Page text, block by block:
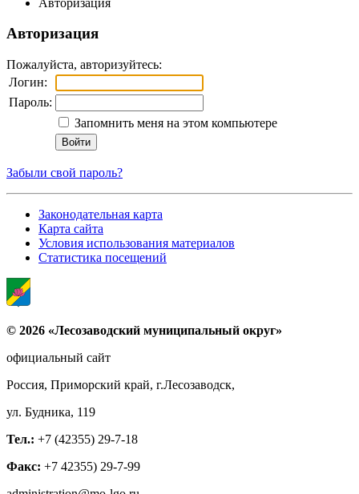
Авторизация
Пожалуйста, авторизуйтесь:
Логин:
Пароль:
Запомнить меня на этом компьютере
Забыли свой пароль?
Законодательная карта
Карта сайта
Условия использования материалов
Статистика посещений
© 2026 «Лесозаводский муниципальный округ»
официальный сайт
Россия, Приморский край, г.Лесозаводск,
ул. Будника, 119
Тел.: +7 (42355) 29-7-18
Факс: +7 42355) 29-7-99